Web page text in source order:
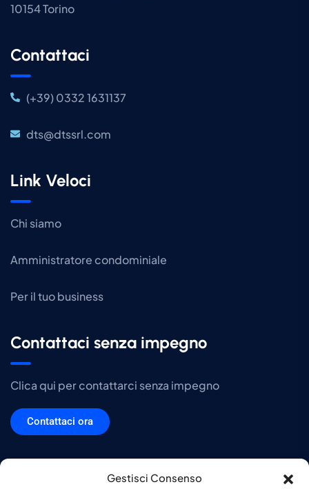
Gestisci Consenso
10154 Torino
Contattaci
(+39) 0332 1631137
dts@dtssrl.com
Link Veloci
Chi siamo
Amministratore condominiale
Per il tuo business
Contattaci senza impegno
Clica qui per contattarci senza impegno
Contattaci ora